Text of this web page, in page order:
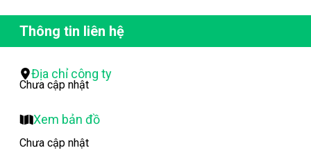
Thông tin liên hệ
Địa chỉ công ty
Chưa cập nhật
Xem bản đồ
Chưa cập nhật